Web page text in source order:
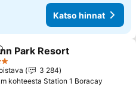
Katso hinnat
suosikkeihin
Park Resort
3 284
kohteesta Station 1 Boracay